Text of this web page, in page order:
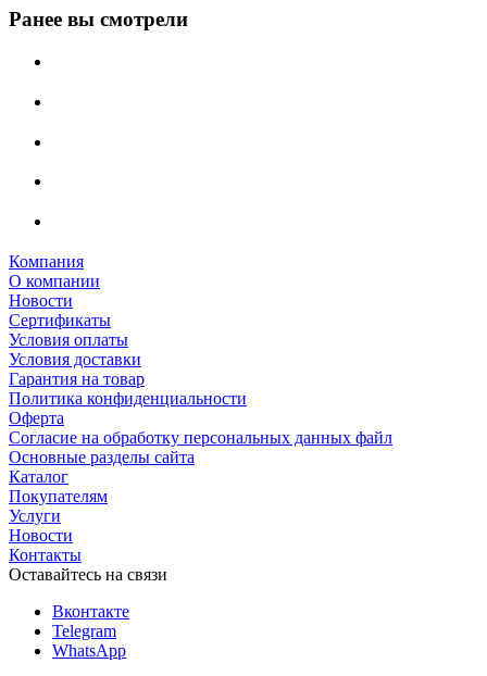
Ранее вы смотрели
Компания
О компании
Новости
Сертификаты
Условия оплаты
Условия доставки
Гарантия на товар
Политика конфиденциальности
Оферта
Согласие на обработку персональных данных файл
Основные разделы сайта
Каталог
Покупателям
Услуги
Новости
Контакты
Оставайтесь на связи
Вконтакте
Telegram
WhatsApp